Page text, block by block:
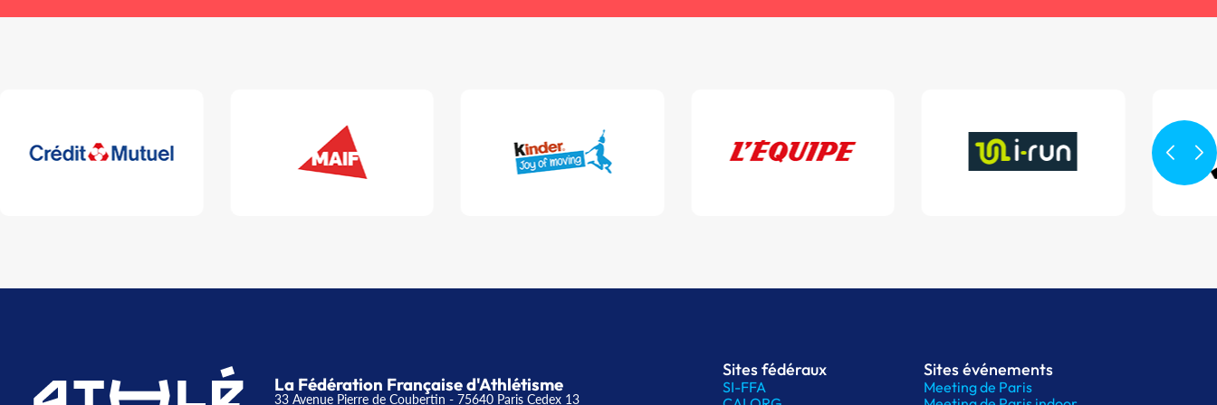
La Fédération Française d'Athlétisme
33 Avenue Pierre de Coubertin - 75640 Paris Cedex 13
Sites fédéraux
SI-FFA
Sites événements
Meeting de Paris